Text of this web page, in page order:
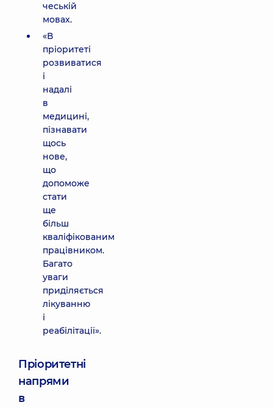
чеській
мовах.
«В
пріоритеті
розвиватися
і
надалі
в
медицині,
пізнавати
щось
нове,
що
допоможе
стати
ще
більш
кваліфікованим
працівником.
Багато
уваги
приділяється
лікуванню
і
реабілітації».
Пріоритетні
напрями
в